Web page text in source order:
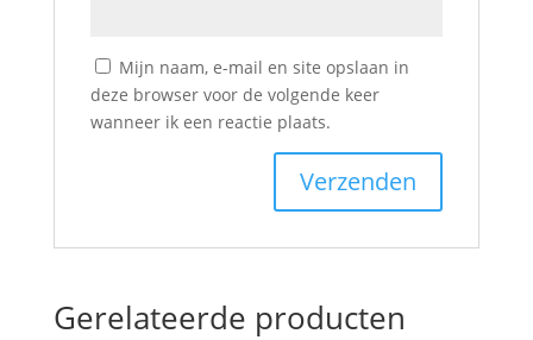
Mijn naam, e-mail en site opslaan in
deze browser voor de volgende keer
wanneer ik een reactie plaats.
Gerelateerde producten